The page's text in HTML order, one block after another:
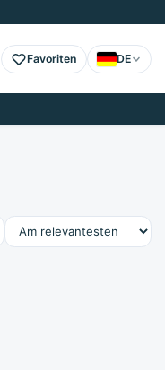
Favoriten DE